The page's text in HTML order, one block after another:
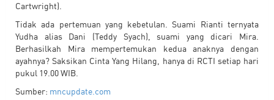
Cartwright).
Tidak ada pertemuan yang kebetulan. Suami Rianti ternyata
Yudha alias Dani (Teddy Syach), suami yang dicari Mira.
Berhasilkah Mira mempertemukan kedua anaknya dengan
ayahnya? Saksikan Cinta Yang Hilang, hanya di RCTI setiap hari
pukul 19.00 WIB.
Sumber: mncupdate.com